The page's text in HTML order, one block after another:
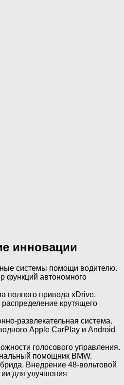
инновации
системы помощи водителю.
функций автономного
полного привода xDrive.
крутящего
развлекательная система.
Apple CarPlay и Android
голосового управления.
помощник BMW.
Внедрение 48-вольтовой
для улучшения